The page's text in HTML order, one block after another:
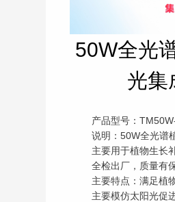
50W全光
光集
产品型号：
说明：50W全光谱植物生长集成光源，分3路，左
主要用于植物生长补光，加快植物生长，缩短植物生长
全检出厂，质量有
主要特点：满足植物生长所需的波段，
主要模仿太阳光促进植物生长，常